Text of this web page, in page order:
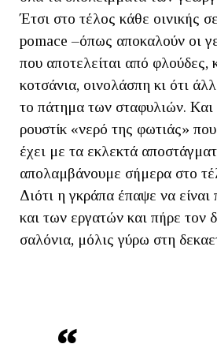
Έτσι στο τέλος κάθε οινικής
pomace –όπως αποκαλούν οι
που αποτελείται από φλούδες,
κοτσάνια, οινολάσπη κι ότι
το πάτημα των σταφυλιών. Και
ρουστίκ «νερό της φωτιάς»
έχει με τα εκλεκτά
απολαμβάνουμε σήμερα στο
Διότι η γκράπα έπαψε να
και των εργατών και πήρε τον
σαλόνια, μόλις γύρω στη